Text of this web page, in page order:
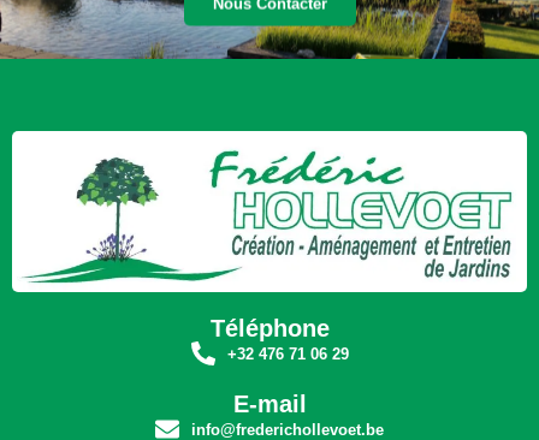
Téléphone
+32 476 71 06 29
E-mail
info@frederichollevoet.be